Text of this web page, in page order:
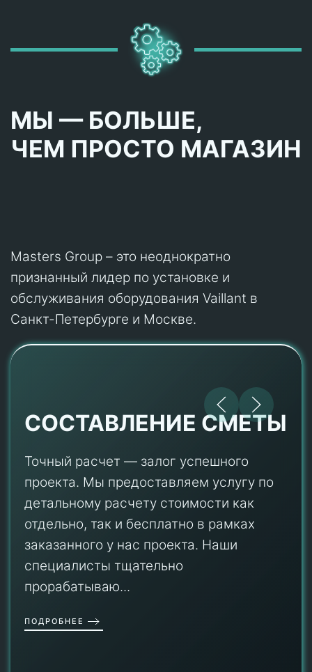
МЫ — БОЛЬШЕ,
ЧЕМ ПРОСТО МАГАЗИН
Masters Group – это неоднократно
признанный лидер по установке и
обслуживания оборудования Vaillant в
Санкт-Петербурге и Москве.
СОСТАВЛЕНИЕ СМЕТЫ
Точный расчет — залог успешного
проекта. Мы предоставляем услугу по
детальному расчету стоимости как
отдельно, так и бесплатно в рамках
заказанного у нас проекта. Наши
специалисты тщательно
прорабатываю...
ПОДРОБНЕЕ